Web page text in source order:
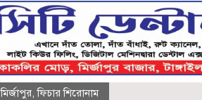
মির্জাপুর,ফিচার শিরোনাম